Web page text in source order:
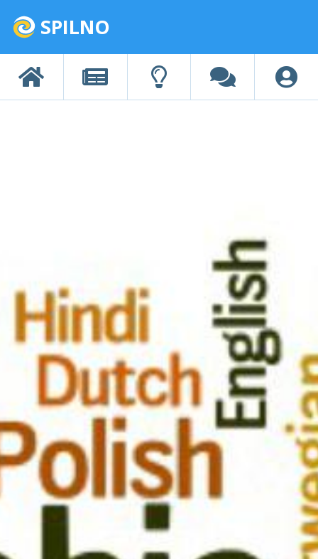
SPILNO